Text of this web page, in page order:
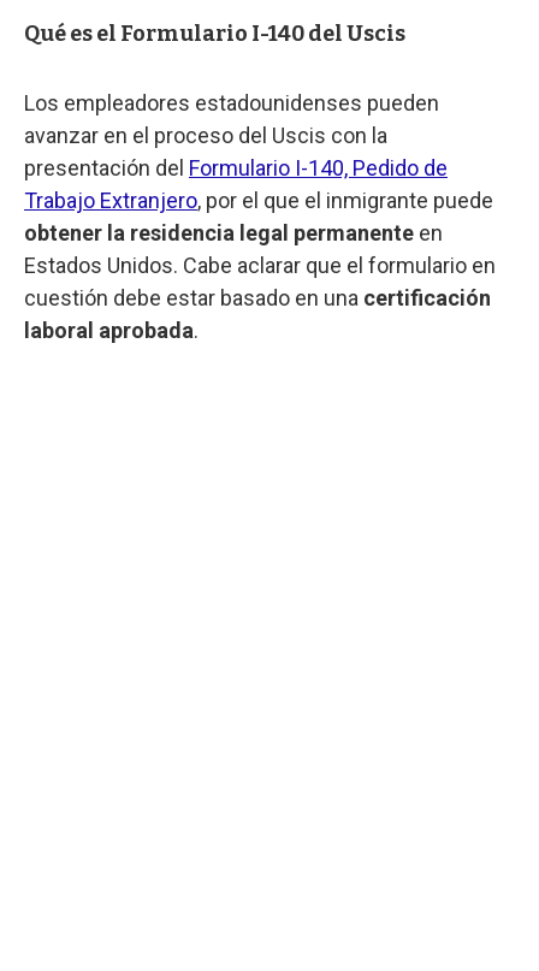
Qué es el Formulario I-140 del Uscis
Los empleadores estadounidenses pueden
avanzar en el proceso del Uscis con la
presentación del Formulario I-140, Pedido de
Trabajo Extranjero, por el que el inmigrante puede
obtener la residencia legal permanente en
Estados Unidos. Cabe aclarar que el formulario en
cuestión debe estar basado en una certificación
laboral aprobada.